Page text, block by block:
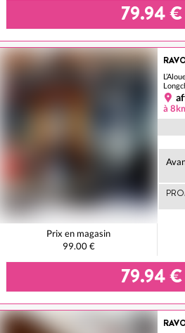
79.94 €
à
Prix en magasin
99.00 €
79.94 €